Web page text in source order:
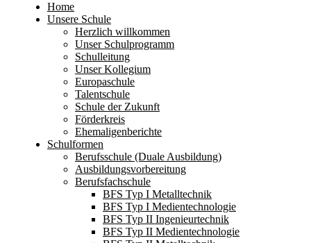
Home
Unsere Schule
Herzlich willkommen
Unser Schulprogramm
Schulleitung
Unser Kollegium
Europaschule
Talentschule
Schule der Zukunft
Förderkreis
Ehemaligenberichte
Schulformen
Berufsschule (Duale Ausbildung)
Ausbildungsvorbereitung
Berufsfachschule
BFS Typ I Metalltechnik
BFS Typ I Medientechnologie
BFS Typ II Ingenieurtechnik
BFS Typ II Medientechnologie